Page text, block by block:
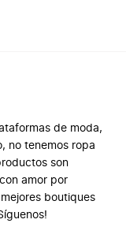
de moda,
no tenemos ropa
son
amor por
boutiques